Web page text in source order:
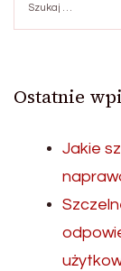
Ostatnie
Jakie